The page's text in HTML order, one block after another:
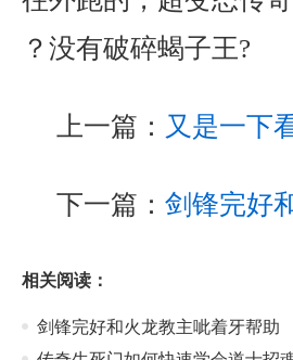
？没有破碎蝎子王?
上一篇： 又是一下
下一篇： 剑锋完好
相关阅读：
剑锋完好和火龙教主呲着牙帮助